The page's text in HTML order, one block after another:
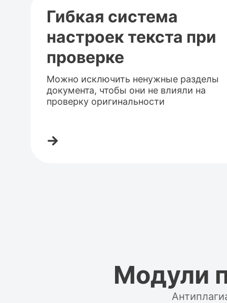
Гибкая система
настроек текста при
проверке
Можно исключить ненужные разделы
документа, чтобы они не влияли на
проверку оригинальности
Модули